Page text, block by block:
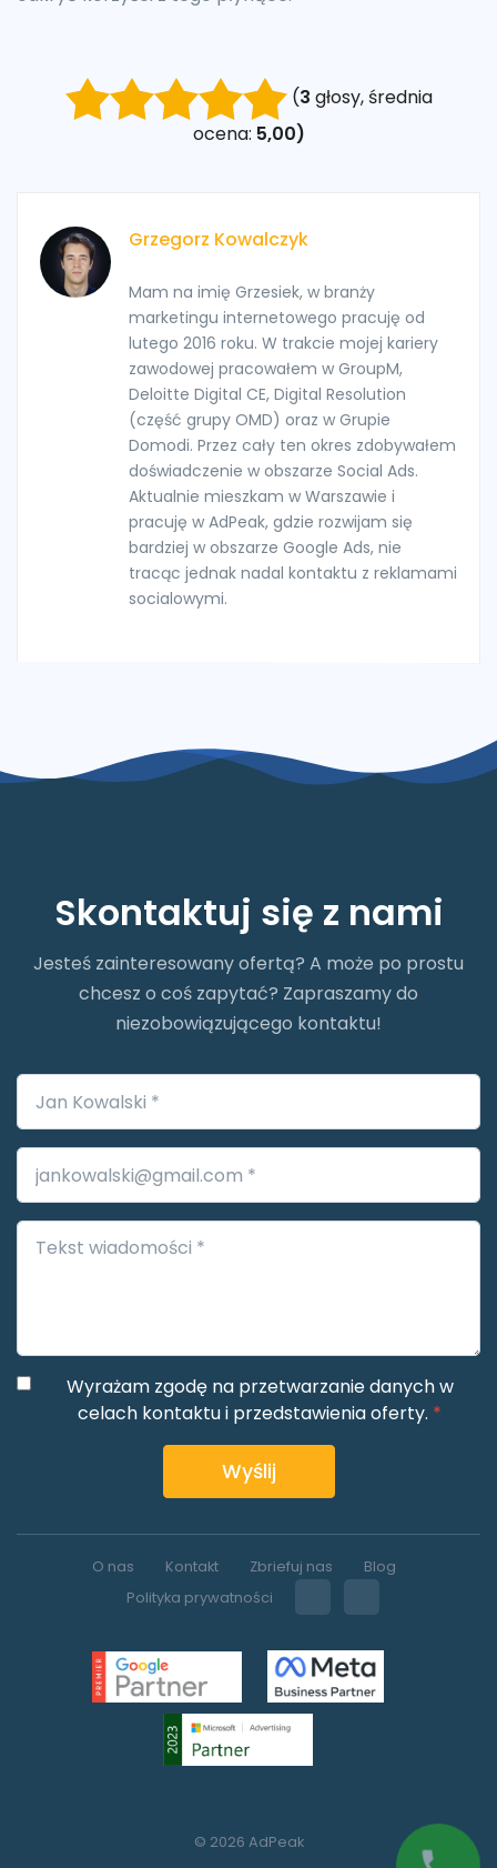
(3 głosy, średnia
ocena: 5,00)
Grzegorz Kowalczyk
Mam na imię Grzesiek, w branży
marketingu internetowego pracuję od
lutego 2016 roku. W trakcie mojej kariery
zawodowej pracowałem w GroupM,
Deloitte Digital CE, Digital Resolution
(część grupy OMD) oraz w Grupie
Domodi. Przez cały ten okres zdobywałem
doświadczenie w obszarze Social Ads.
Aktualnie mieszkam w Warszawie i
pracuję w AdPeak, gdzie rozwijam się
bardziej w obszarze Google Ads, nie
tracąc jednak nadal kontaktu z reklamami
socialowymi.
Skontaktuj się z nami
Jesteś zainteresowany ofertą? A może po prostu
chcesz o coś zapytać? Zapraszamy do
niezobowiązującego kontaktu!
Wyrażam zgodę na przetwarzanie danych w
celach kontaktu i przedstawienia oferty. *
Wyślij
O nas Kontakt Zbriefuj nas
Blog
Polityka prywatności
© 2026 AdPeak